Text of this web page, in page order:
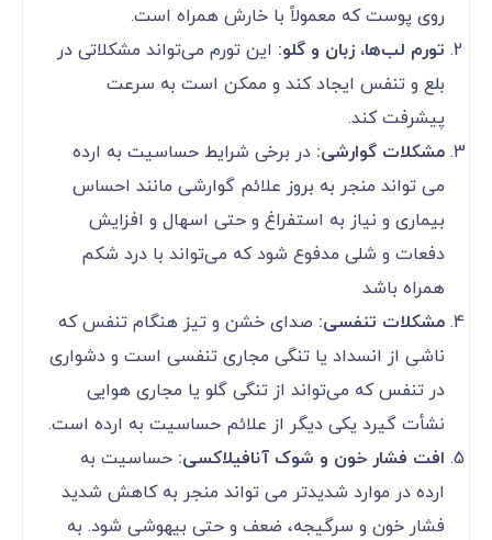
روی پوست که معمولاً با خارش همراه است.
تورم لب‌ها، زبان و گلو: این تورم می‌تواند مشکلاتی در
بلع و تنفس ایجاد کند و ممکن است به سرعت
پیشرفت کند.
مشکلات گوارشی: در برخی شرایط حساسیت به ارده
می تواند منجر به بروز علائم گوارشی مانند احساس
بیماری و نیاز به استفراغ و حتی اسهال و افزایش
دفعات و شلی مدفوع شود که می‌تواند با درد شکم
همراه باشد
مشکلات تنفسی: صدای خشن و تیز هنگام تنفس که
ناشی از انسداد یا تنگی مجاری تنفسی است و دشواری
در تنفس که می‌تواند از تنگی گلو یا مجاری هوایی
نشأت گیرد یکی دیگر از علائم حساسیت به ارده است.
افت فشار خون و شوک آنافیلاکسی: حساسیت به
ارده در موارد شدیدتر می تواند منجر به کاهش شدید
فشار خون و سرگیجه، ضعف و حتی بیهوشی شود. به